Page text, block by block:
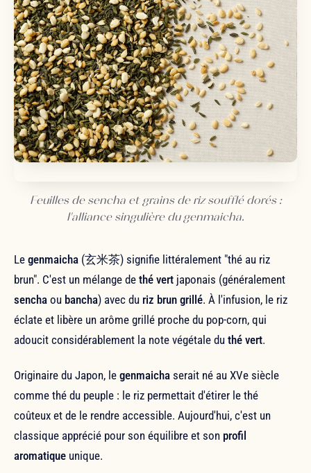
Feuilles de sencha et grains de riz soufflé dorés :
l'alliance singulière du genmaicha.
Le genmaicha (玄米茶) signifie littéralement "thé au riz
brun". C'est un mélange de thé vert japonais (généralement
sencha ou bancha) avec du riz brun grillé. À l'infusion, le riz
éclate et libère un arôme grillé proche du pop-corn, qui
adoucit considérablement la note végétale du thé vert.
Originaire du Japon, le genmaicha serait né au XVe siècle
comme thé du peuple : le riz permettait d'étirer le thé
coûteux et de le rendre accessible. Aujourd'hui, c'est un
classique apprécié pour son équilibre et son profil
aromatique unique.